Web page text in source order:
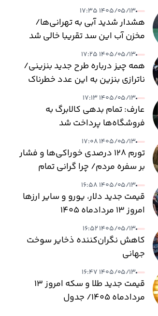
۱۴۰۵/۰۵/۱۳ ۱۷:۳۵
هشدار شدید آبی به تهرانی‌ها/
مخزن آب این سد تقریبا خالی شد
۱۴۰۵/۰۵/۱۳ ۱۷:۲۵
همه چیز درباره طرح جدید بنزینی/
ناترازی بنزین به این عدد خطرناک
می‌رسد
۱۴۰۵/۰۵/۱۳ ۱۷:۱۳
عارف: تمام بدهی کالابرگ به
فروشگاه‌ها پرداخت شد
۱۴۰۵/۰۵/۱۳ ۱۷:۰۸
تورم ۱۲۸ درصدی خوراکی‌ها و فشار
بر سفره مردم/ چرا گرانی تمام
نمی‌شود؟
۱۴۰۵/۰۵/۱۳ ۱۶:۵۸
قیمت جدید دلار، یورو و سایر ارزها
امروز ۱۳ مردادماه ۱۴۰۵
۱۴۰۵/۰۵/۱۳ ۱۶:۵۲
کاهش نگران‌کننده ذخایر سوخت
جهانی
۱۴۰۵/۰۵/۱۳ ۱۶:۴۷
قیمت جدید طلا و سکه امروز ۱۳
مردادماه ۱۴۰۵/ جدول